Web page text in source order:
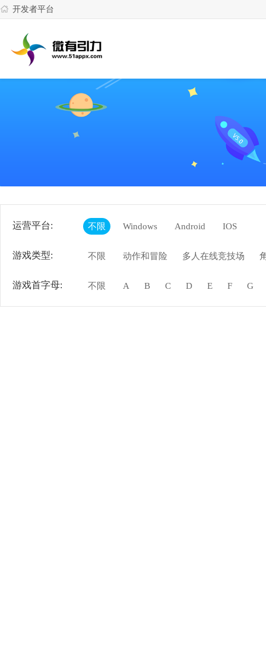
开发者平台
运营平台: 不限 Windows Android IOS
游戏类型: 不限 动作和冒险 多人在线竞技场
游戏首字母: 不限 A B C D E F G